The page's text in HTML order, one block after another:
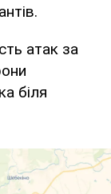
атак за
біля